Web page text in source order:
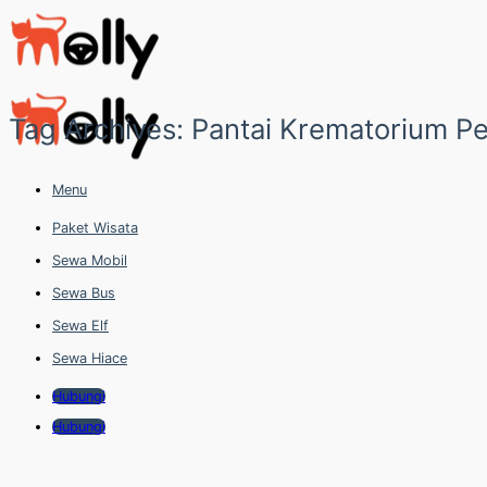
Skip
to
content
Menu
Paket Wisata
Sewa Mobil
Sewa Bus
Sewa Elf
Sewa Hiace
Hubungi
Hubungi
Tag Archives: Pantai Krematorium